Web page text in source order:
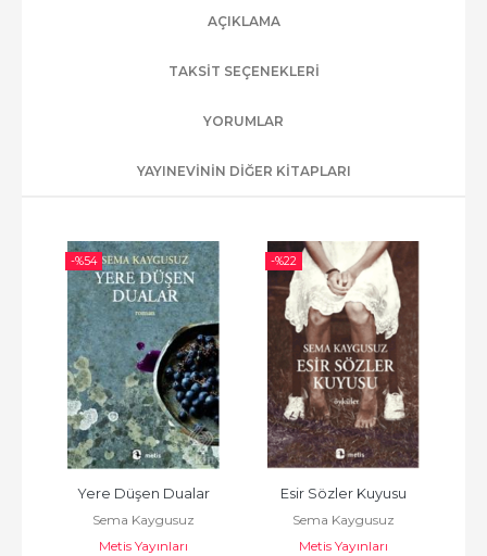
AÇIKLAMA
TAKSIT SEÇENEKLERI
YORUMLAR
YAYINEVININ DIĞER KITAPLARI
-%54
Yere Düşen Dualar
Sema Kaygusuz
Metis Yayınları
-%22
Esir Sözler Kuyusu
Sema Kaygusuz
Metis Yayınları